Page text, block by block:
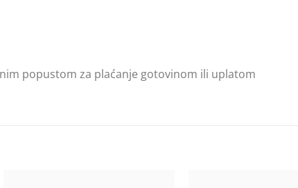
popustom za plaćanje gotovinom ili uplatom